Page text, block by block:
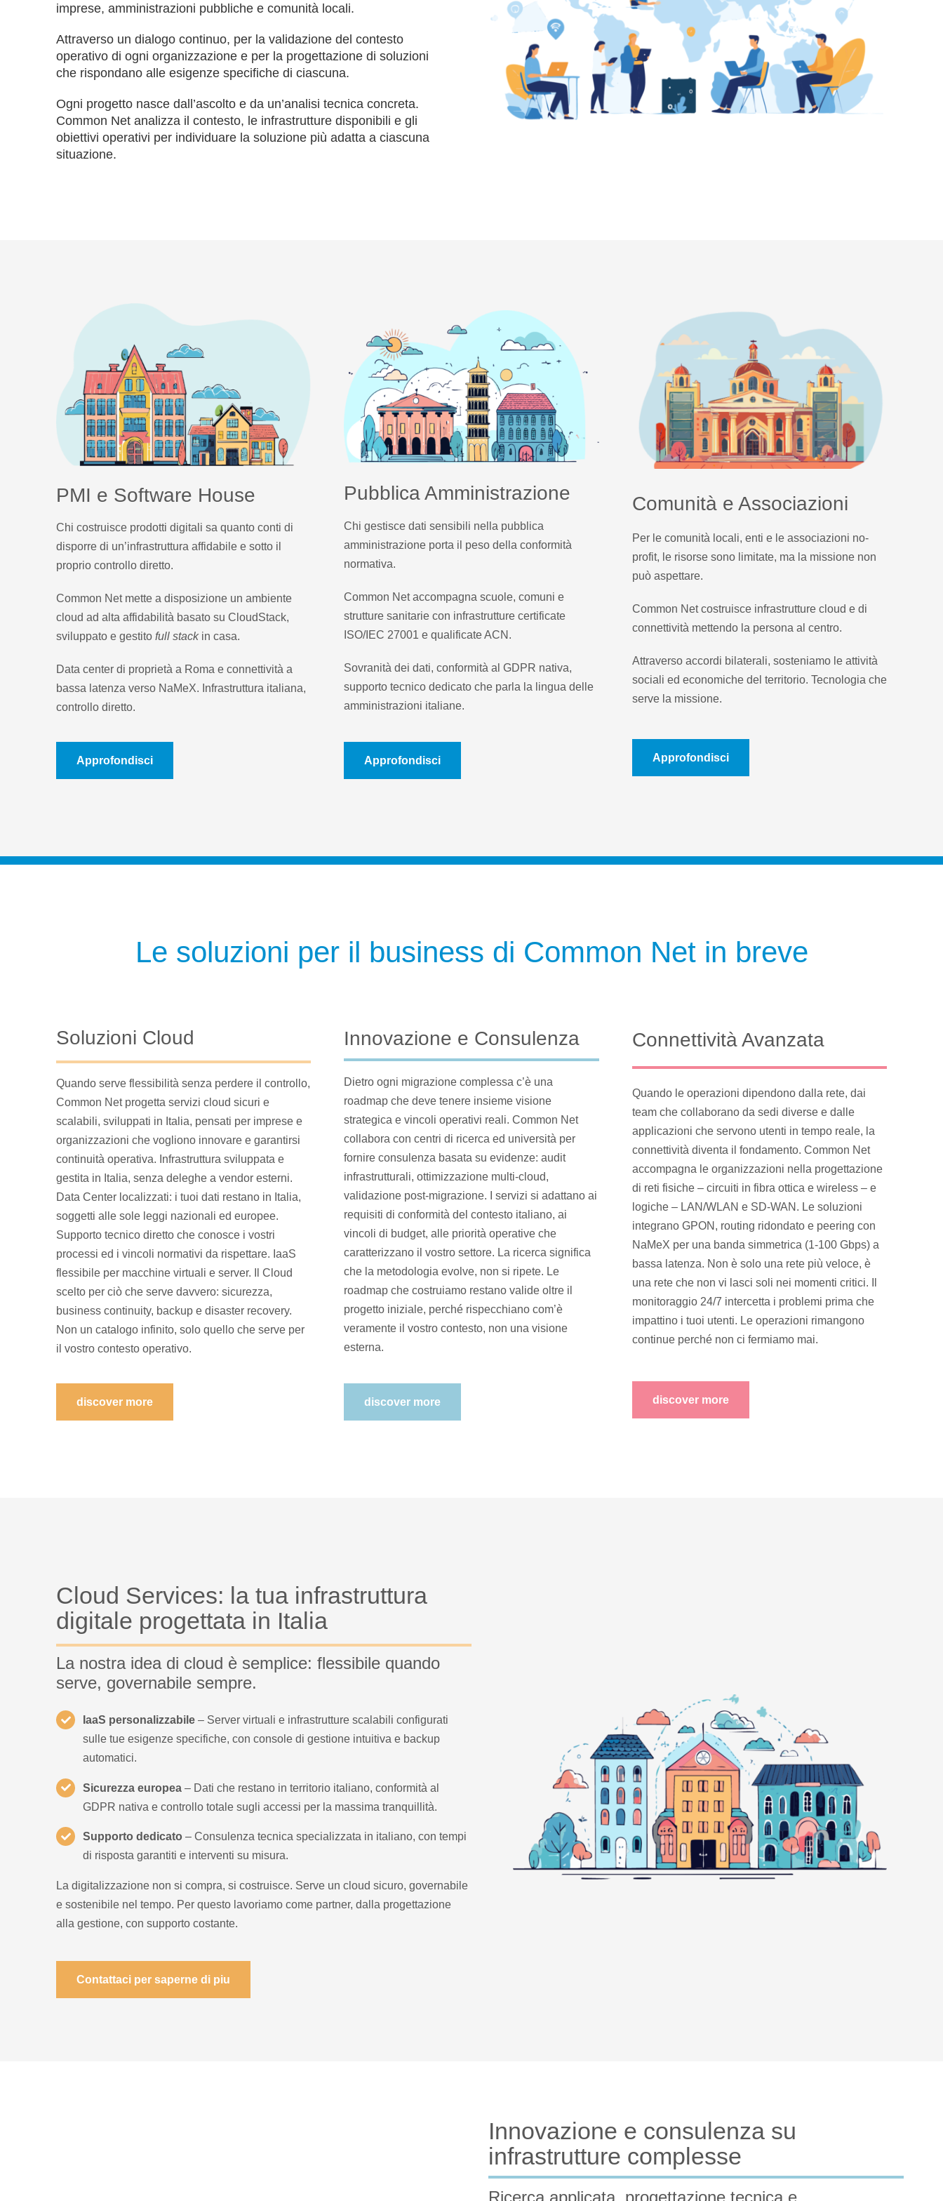
imprese, amministrazioni pubbliche e comunità locali.
Attraverso un dialogo continuo, per la validazione del contesto
operativo di ogni organizzazione e per la progettazione di soluzioni
che rispondano alle esigenze specifiche di ciascuna.
Ogni progetto nasce dall’ascolto e da un’analisi tecnica concreta.
Common Net analizza il contesto, le infrastrutture disponibili e gli
obiettivi operativi per individuare la soluzione più adatta a ciascuna
situazione.
PMI e Software House
Chi costruisce prodotti digitali sa quanto conti di
disporre di un’infrastruttura affidabile e sotto il
proprio controllo diretto.
Common Net mette a disposizione un ambiente
cloud ad alta affidabilità basato su CloudStack,
sviluppato e gestito full stackin casa.
Data center di proprietà a Roma e connettività a
bassa latenza verso NaMeX. Infrastruttura italiana,
controllo diretto.
Approfondisci
Pubblica Amministrazione
Chi gestisce dati sensibili nella pubblica
amministrazione porta il peso della conformità
normativa.
Common Net accompagna scuole, comuni e
strutture sanitarie con infrastrutture certificate
ISO/IEC 27001 e qualificate ACN.
Sovranità dei dati, conformità al GDPR nativa,
supporto tecnico dedicato che parla la lingua delle
amministrazioni italiane.
Approfondisci
Comunità e Associazioni
Per le comunità locali, enti e le associazioni no-
profit, le risorse sono limitate, ma la missione non
può aspettare.
Common Net costruisce infrastrutture cloud e di
connettività mettendo la persona al centro.
Attraverso accordi bilaterali, sosteniamo le attività
sociali ed economiche del territorio. Tecnologia che
serve la missione.
Approfondisci
Le soluzioni per il business di Common Net in breve
Soluzioni Cloud
Quando serve flessibilità senza perdere il controllo,
Common Net progetta servizi cloud sicuri e
scalabili, sviluppati in Italia, pensati per imprese e
organizzazioni che vogliono innovare e garantirsi
continuità operativa. Infrastruttura sviluppata e
gestita in Italia, senza deleghe a vendor esterni.
Data Center localizzati: i tuoi dati restano in Italia,
soggetti alle sole leggi nazionali ed europee.
Supporto tecnico diretto che conosce i vostri
processi ed i vincoli normativi da rispettare. IaaS
flessibile per macchine virtuali e server. Il Cloud
scelto per ciò che serve davvero: sicurezza,
business continuity, backup e disaster recovery.
Non un catalogo infinito, solo quello che serve per
il vostro contesto operativo.
discover more
Innovazione e Consulenza
Dietro ogni migrazione complessa c’è una
roadmap che deve tenere insieme visione
strategica e vincoli operativi reali. Common Net
collabora con centri di ricerca ed università per
fornire consulenza basata su evidenze: audit
infrastrutturali, ottimizzazione multi-cloud,
validazione post-migrazione. I servizi si adattano ai
requisiti di conformità del contesto italiano, ai
vincoli di budget, alle priorità operative che
caratterizzano il vostro settore. La ricerca significa
che la metodologia evolve, non si ripete. Le
roadmap che costruiamo restano valide oltre il
progetto iniziale, perché rispecchiano com’è
veramente il vostro contesto, non una visione
esterna.
discover more
Connettività Avanzata
Quando le operazioni dipendono dalla rete, dai
team che collaborano da sedi diverse e dalle
applicazioni che servono utenti in tempo reale, la
connettività diventa il fondamento. Common Net
accompagna le organizzazioni nella progettazione
di reti fisiche – circuiti in fibra ottica e wireless – e
logiche – LAN/WLAN e SD-WAN. Le soluzioni
integrano GPON, routing ridondato e peering con
NaMeX per una banda simmetrica (1-100 Gbps) a
bassa latenza. Non è solo una rete più veloce, è
una rete che non vi lasci soli nei momenti critici. Il
monitoraggio 24/7 intercetta i problemi prima che
impattino i tuoi utenti. Le operazioni rimangono
continue perché non ci fermiamo mai.
discover more
Cloud Services: la tua infrastruttura
digitale progettata in Italia
La nostra idea di cloud è semplice: flessibile quando
serve, governabile sempre.
IaaS personalizzabile – Server virtuali e infrastrutture scalabili configurati
sulle tue esigenze specifiche, con console di gestione intuitiva e backup
automatici.
Sicurezza europea – Dati che restano in territorio italiano, conformità al
GDPR nativa e controllo totale sugli accessi per la massima tranquillità.
Supporto dedicato– Consulenza tecnica specializzata in italiano, con tempi
di risposta garantiti e interventi su misura.
La digitalizzazione non si compra, si costruisce. Serve un cloud sicuro, governabile
e sostenibile nel tempo. Per questo lavoriamo come partner, dalla progettazione
alla gestione, con supporto costante.
Contattaci per saperne di piu
Innovazione e consulenza su
infrastrutture complesse
Ricerca applicata, progettazione tecnica e